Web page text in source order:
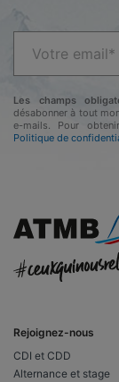
Les champs
désabonner à tout
e-mails. Pour
Politique de
Rejoignez-nous
CDI et CDD
Alternance et stage